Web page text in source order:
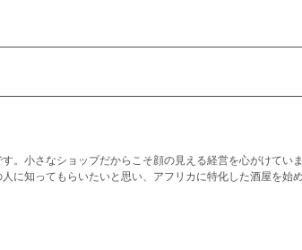
。小さなショップだからこそ顔の見える経営を心がけてい
に知ってもらいたいと思い、アフリカに特化した酒屋を始